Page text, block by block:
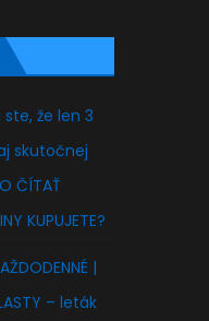
ste, že len 3
skutočnej
ČÍTAŤ
KUPUJETE?
|
– leták